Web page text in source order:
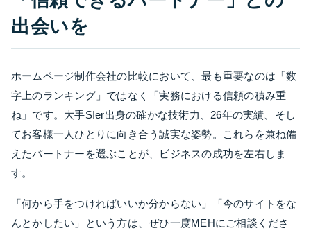
出会いを
ホームページ制作会社の比較において、最も重要なのは「数
字上のランキング」ではなく「実務における信頼の積み重
ね」です。大手SIer出身の確かな技術力、26年の実績、そし
てお客様一人ひとりに向き合う誠実な姿勢。これらを兼ね備
えたパートナーを選ぶことが、ビジネスの成功を左右しま
す。
「何から手をつければいいか分からない」「今のサイトをな
んとかしたい」という方は、ぜひ一度MEHにご相談くださ